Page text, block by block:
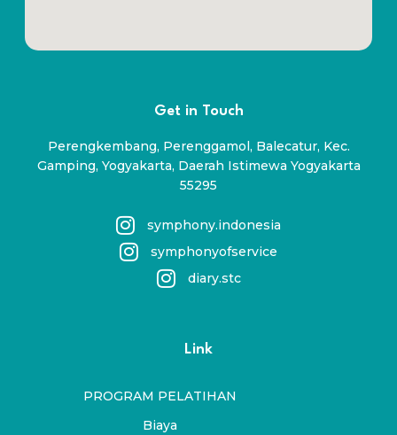
Get in Touch
Perengkembang, Perenggamol, Balecatur, Kec.
Gamping, Yogyakarta, Daerah Istimewa Yogyakarta
55295
symphony.indonesia
symphonyofservice
diary.stc
Link
PROGRAM PELATIHAN
Biaya